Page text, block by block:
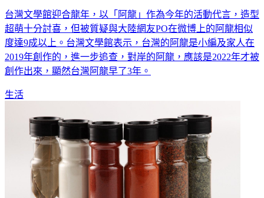
台灣文學館迎合龍年，以「阿龍」作為今年的活動代言，造型
超萌十分討喜，但被質疑與大陸網友PO在微博上的阿龍相似
度達9成以上。台灣文學館表示，台灣的阿龍是小編及家人在
2019年創作的，進一步追查，對岸的阿龍，應該是2022年才被
創作出來，顯然台灣阿龍早了3年。
生活